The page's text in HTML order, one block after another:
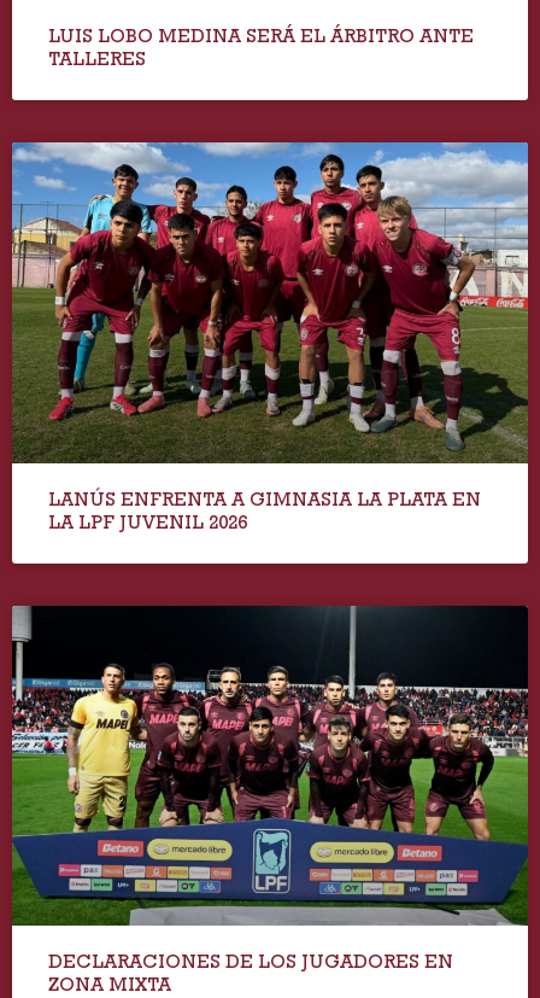
LUIS LOBO MEDINA SERÁ EL ÁRBITRO ANTE
TALLERES
LANÚS ENFRENTA A GIMNASIA LA PLATA EN
LA LPF JUVENIL 2026
DECLARACIONES DE LOS JUGADORES EN
ZONA MIXTA